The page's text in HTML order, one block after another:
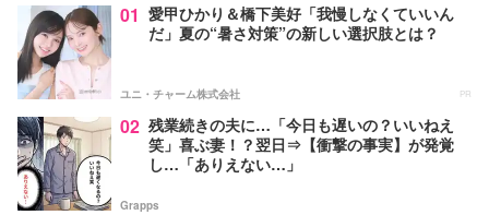
01 愛甲ひかり＆橋下美好「我慢しなくていいん
だ」夏の“暑さ対策”の新しい選択肢とは？
ユニ・チャーム株式会社 PR
02 残業続きの夫に…「今日も遅いの？いいねえ
笑」喜ぶ妻！？翌日⇒【衝撃の事実】が発覚
し…「ありえない…」
Grapps